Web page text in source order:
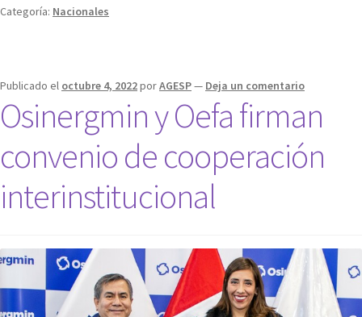
Categoría: Nacionales
Publicado el octubre 4, 2022porAGESP— Deja un comentario
Osinergmin y Oefa firman
convenio de cooperación
interinstitucional